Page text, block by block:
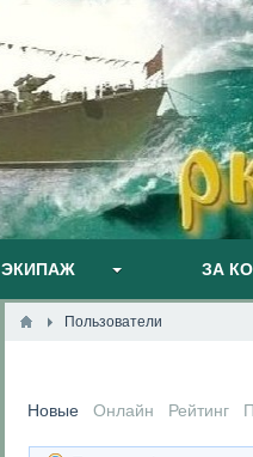
ЭКИПАЖ ЗА
Пользователи
Новые Онлайн Рейтинг